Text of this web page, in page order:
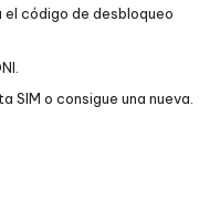
código de desbloqueo
SIM o consigue una nueva.